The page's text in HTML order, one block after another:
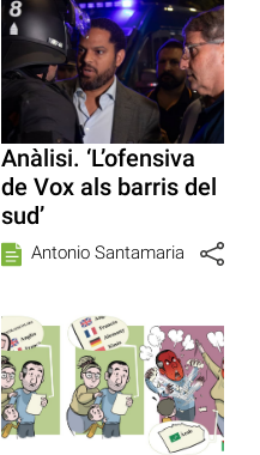
Anàlisi. ‘L’ofensiva
de Vox als barris del
sud’
Antonio Santamaria